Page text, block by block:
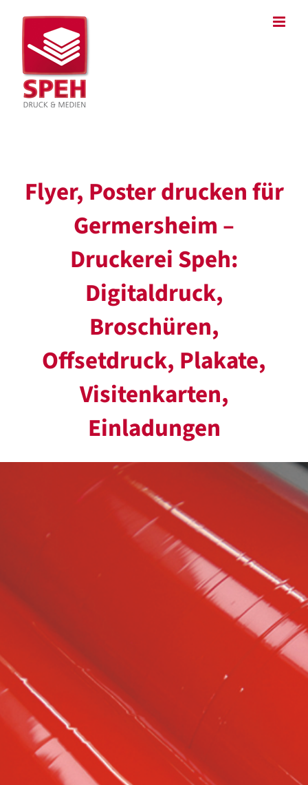
Inhalt
springen
Flyer, Poster drucken für
Germersheim –
Druckerei Speh:
Digitaldruck,
Broschüren,
Offsetdruck, Plakate,
Visitenkarten,
Einladungen